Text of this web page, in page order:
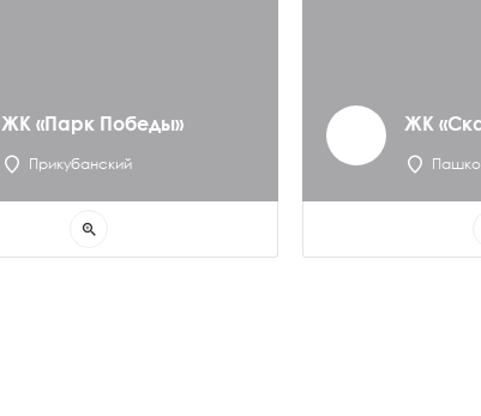
ЖК «Парк Победы»
Прикубанский
zoom_in
ЖК